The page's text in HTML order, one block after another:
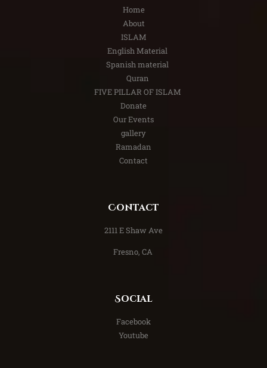
Home
About
ISLAM
English Material
Spanish material
Quran
FIVE PILLAR OF ISLAM
Donate
Our Events
gallery
Ramadan
Contact
Contact
​2111 E Shaw Ave
Fresno, CA
Social
Facebook
Youtube